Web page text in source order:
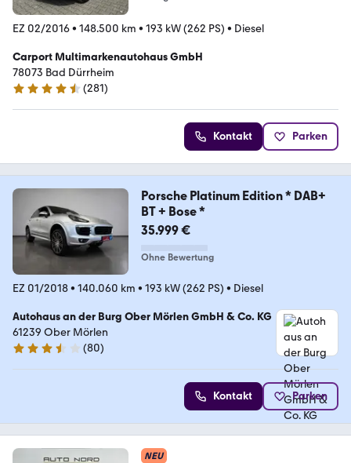
EZ 02/2016• 148.500 km • 193 kW (262 PS) • Diesel
Carport Multimarkenautohaus GmbH
78073 Bad Dürrheim
4.4 Sterne
(281)
Kontakt Parken
Porsche Platinum Edition * DAB+
BT + Bose *
35.999 €
Ohne Bewertung
EZ 01/2018• 140.060 km • 193 kW (262 PS) • Diesel
Autohaus an der Burg Ober Mörlen GmbH & Co. KG
61239 Ober Mörlen
3.7 Sterne
(80)
Kontakt Parken
NEU